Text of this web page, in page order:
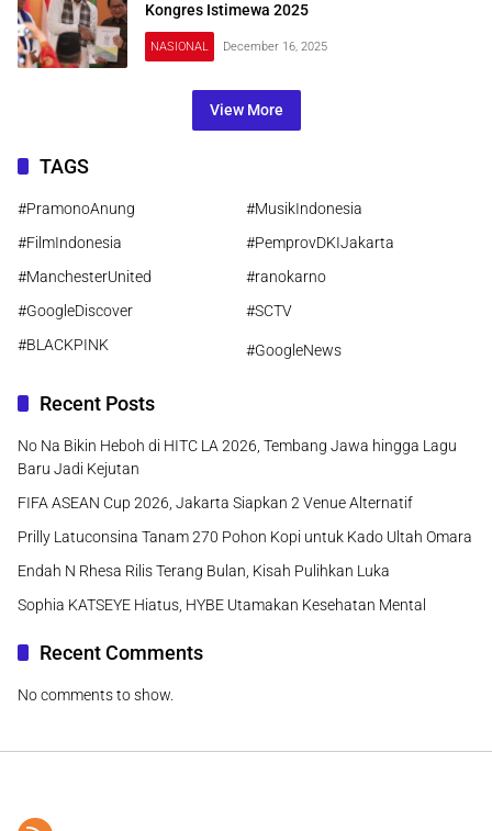
Kongres Istimewa 2025
NASIONAL December 16, 2025
View More
TAGS
#PramonoAnung
#MusikIndonesia
#FilmIndonesia
#PemprovDKIJakarta
#ManchesterUnited
#ranokarno
#GoogleDiscover
#SCTV
#BLACKPINK
#GoogleNews
Recent Posts
No Na Bikin Heboh di HITC LA 2026, Tembang Jawa hingga Lagu
Baru Jadi Kejutan
FIFA ASEAN Cup 2026, Jakarta Siapkan 2 Venue Alternatif
Prilly Latuconsina Tanam 270 Pohon Kopi untuk Kado Ultah Omara
Endah N Rhesa Rilis Terang Bulan, Kisah Pulihkan Luka
Sophia KATSEYE Hiatus, HYBE Utamakan Kesehatan Mental
Recent Comments
No comments to show.